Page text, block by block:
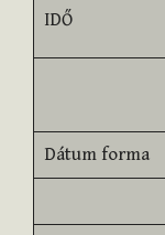
IDŐ
Dátum forma